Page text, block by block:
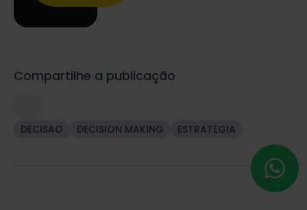
Compartilhe a publicação
DECISAO DECISION MAKING ESTRATÉGIA